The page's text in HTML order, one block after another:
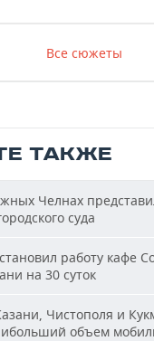
Все сюжеты
ТАКЖЕ
Челнах
суда
работу кафе
на 30 суток
Чистополя и
объем